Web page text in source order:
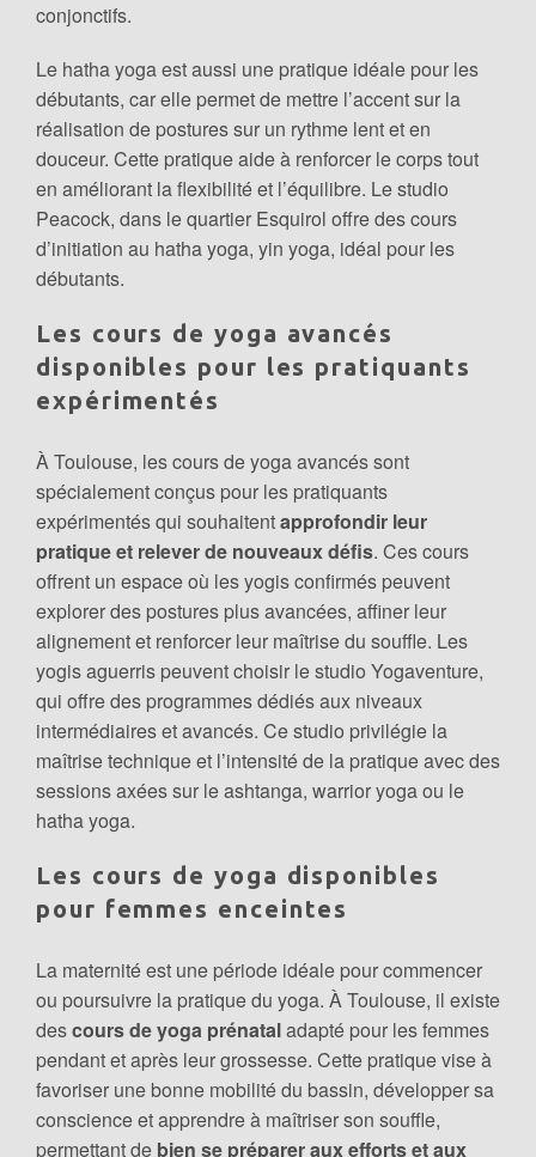
conjonctifs.
Le hatha yoga est aussi une pratique idéale pour les
débutants, car elle permet de mettre l’accent sur la
réalisation de postures sur un rythme lent et en
douceur. Cette pratique aide à renforcer le corps tout
en améliorant la flexibilité et l’équilibre. Le studio
Peacock, dans le quartier Esquirol offre des cours
d’initiation au hatha yoga, yin yoga, idéal pour les
débutants.
Les cours de yoga avancés
disponibles pour les pratiquants
expérimentés
À Toulouse, les cours de yoga avancés sont
spécialement conçus pour les pratiquants
expérimentés qui souhaitentapprofondir leur
pratique et relever de nouveaux défis. Ces cours
offrent un espace où les yogis confirmés peuvent
explorer des postures plus avancées, affiner leur
alignement et renforcer leur maîtrise du souffle. Les
yogis aguerris peuvent choisir le studio Yogaventure,
qui offre des programmes dédiés aux niveaux
intermédiaires et avancés. Ce studio privilégie la
maîtrise technique et l’intensité de la pratique avec des
sessions axées sur le ashtanga, warrior yoga ou le
hatha yoga.
Les cours de yoga disponibles
pour femmes enceintes
La maternité est une période idéale pour commencer
ou poursuivre la pratique du yoga. À Toulouse, il existe
descours de yoga prénataladapté pour les femmes
pendant et après leur grossesse. Cette pratique vise à
favoriser une bonne mobilité du bassin, développer sa
conscience et apprendre à maîtriser son souffle,
permettant de bien se préparer aux efforts et aux